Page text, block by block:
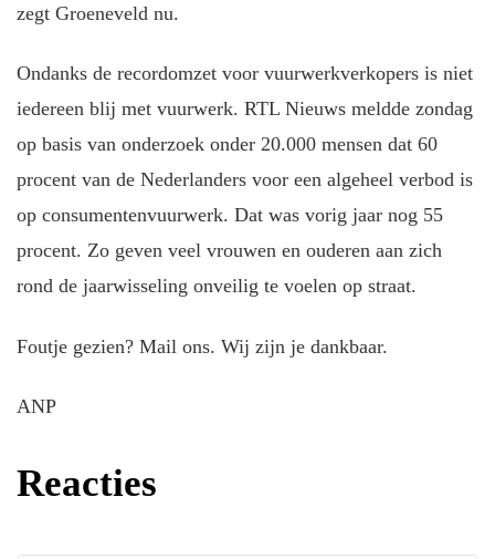
zegt Groeneveld nu.
Ondanks de recordomzet voor vuurwerkverkopers is niet
iedereen blij met vuurwerk. RTL Nieuws meldde zondag
op basis van onderzoek onder 20.000 mensen dat 60
procent van de Nederlanders voor een algeheel verbod is
op consumentenvuurwerk. Dat was vorig jaar nog 55
procent. Zo geven veel vrouwen en ouderen aan zich
rond de jaarwisseling onveilig te voelen op straat.
Foutje gezien? Mail ons. Wij zijn je dankbaar.
ANP
Reacties